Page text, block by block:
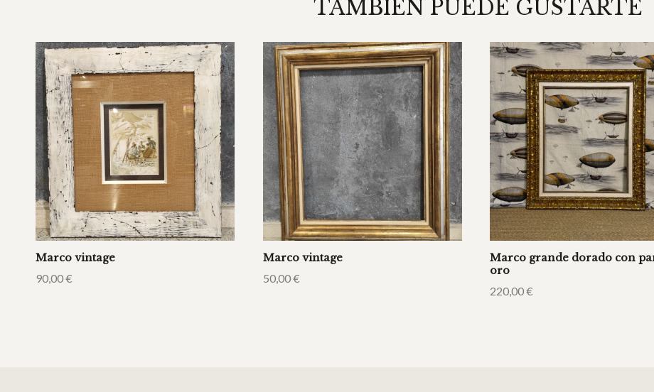
TAMBIÉN PUEDE GUSTARTE
Marco vintage
90,00€
Marco vintage
50,00€
Marco grande dorado con
oro
220,00€